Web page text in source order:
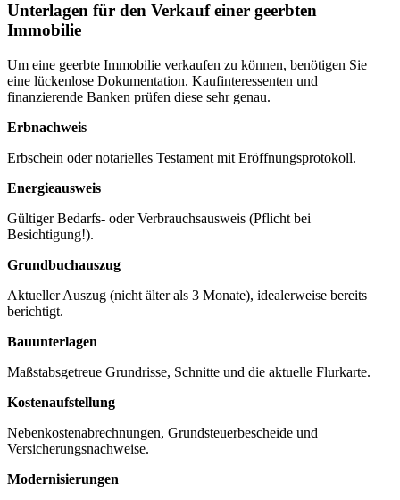
Unterlagen für den Verkauf einer geerbten
Immobilie
Um eine geerbte Immobilie verkaufen zu können, benötigen Sie
eine lückenlose Dokumentation. Kaufinteressenten und
finanzierende Banken prüfen diese sehr genau.
Erbnachweis
Erbschein oder notarielles Testament mit Eröffnungsprotokoll.
Energieausweis
Gültiger Bedarfs- oder Verbrauchsausweis (Pflicht bei
Besichtigung!).
Grundbuchauszug
Aktueller Auszug (nicht älter als 3 Monate), idealerweise bereits
berichtigt.
Bauunterlagen
Maßstabsgetreue Grundrisse, Schnitte und die aktuelle Flurkarte.
Kostenaufstellung
Neben­kosten­abrechnungen, Grundsteuer­bescheide und
Versicherungs­nachweise.
Modernisierungen